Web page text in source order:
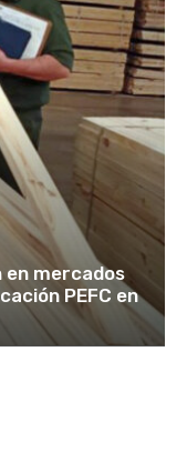
en mercados
PEFC en